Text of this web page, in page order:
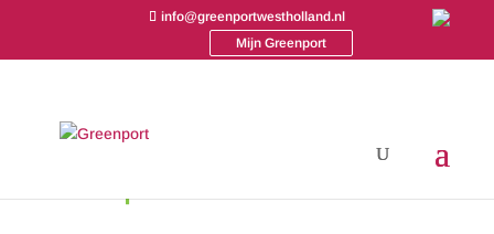
info@greenportwestholland.nl
Mijn Greenport